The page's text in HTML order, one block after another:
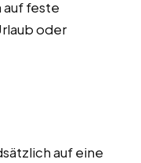
auf feste
oder
auf eine